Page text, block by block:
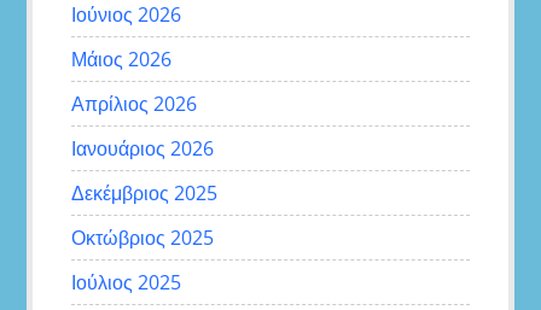
Ιούνιος 2026
Μάιος 2026
Απρίλιος 2026
Ιανουάριος 2026
Δεκέμβριος 2025
Οκτώβριος 2025
Ιούλιος 2025